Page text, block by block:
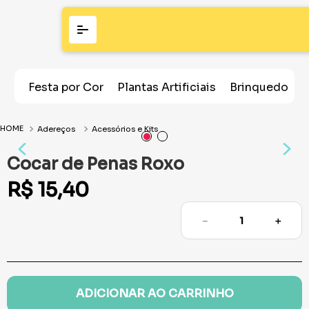
Festa por Cor Plantas Artificiais Brinquedos
Adereços Acessórios e Kits
Cocar de Penas Roxo
R$ 15,40
＋
－
ADICIONAR AO CARRINHO